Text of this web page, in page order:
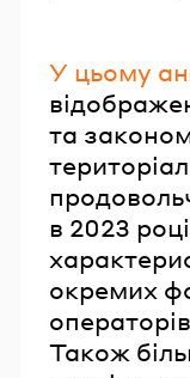
У цьому
та
в 2023
окремих
Також